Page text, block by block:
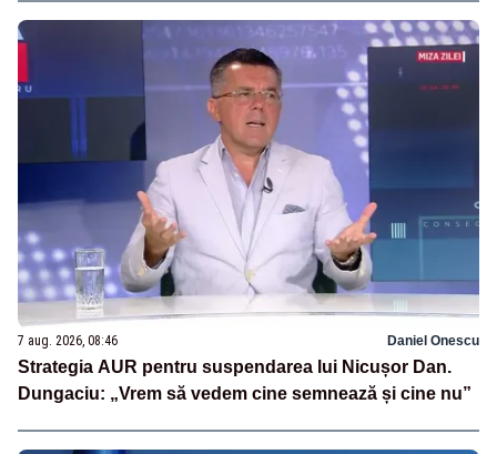
7 aug. 2026, 08:46 Daniel Onescu
Strategia AUR pentru suspendarea lui Nicușor Dan.
Dungaciu: „Vrem să vedem cine semnează și cine nu”